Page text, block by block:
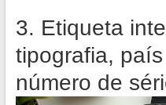
3. Etiqueta
tipografia,
número de